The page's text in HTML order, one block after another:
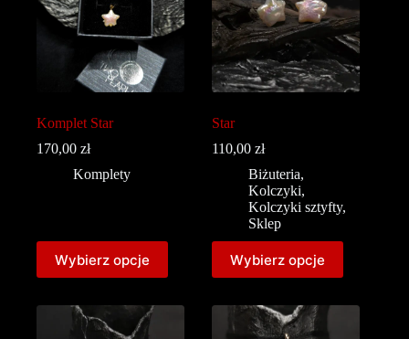
Komplet Star
170,00 zł
Komplety
Wybierz opcje
Star
110,00zł
Biżuteria,
Kolczyki,
Kolczyki sztyfty,
Sklep
Wybierz opcje